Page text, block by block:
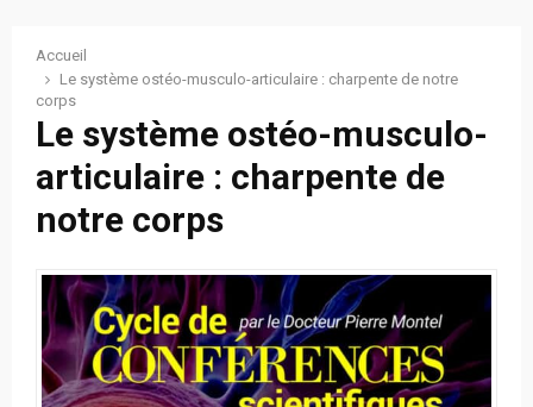
Accueil
Le système ostéo-musculo-articulaire : charpente de notre
corps
Le système ostéo-musculo-
articulaire : charpente de
notre corps